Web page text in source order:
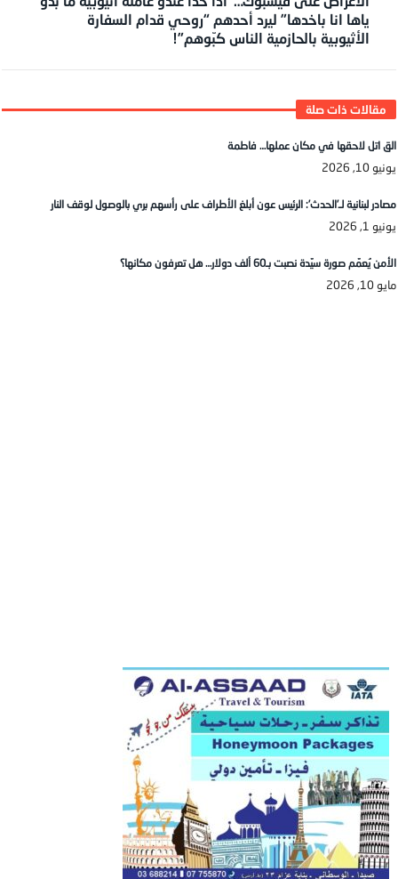
ياها انا باخدها” ليرد أحدهم “روحي قدام السفارة
الأثيوبية بالحازمية الناس كبّوهم”!
الق اتل لاحقها في مكان عملها… فاطمة
يونيو 10, 2026
مصادر لبنانية لـ’الحدث’: الرئيس عون أبلغ الأطراف على رأسهم بري بالوصول لوقف النار
يونيو 1, 2026
الأمن يُعمّم صورة سيّدة نصبت بـ60 ألف دولار… هل تعرفون مكانها؟
مايو 10, 2026